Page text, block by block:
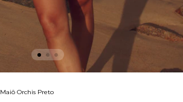
Maiô Orchis Preto